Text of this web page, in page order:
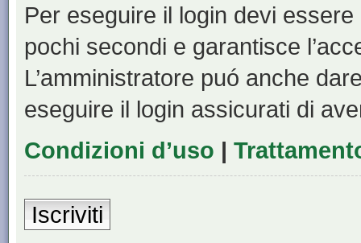
Per eseguire il login devi
pochi secondi e garantisce
L’amministratore puó anche
eseguire il login assicurati di
Condizioni d’uso |
Iscriviti